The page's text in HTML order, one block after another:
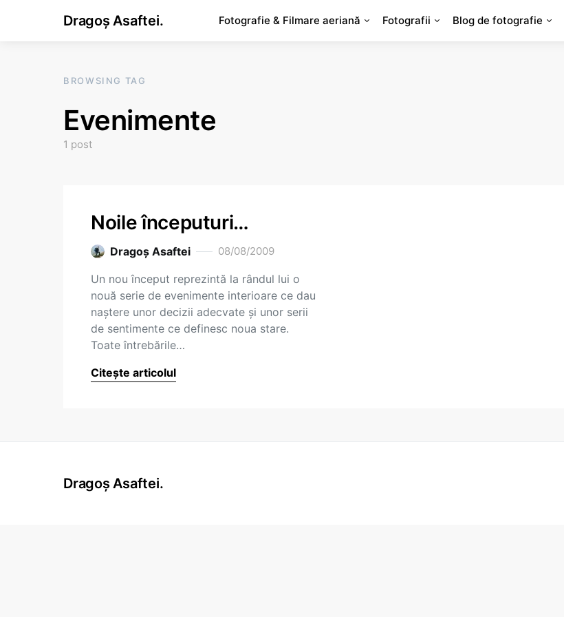
Dragoș Asaftei. Fotografie & Filmare aeriană Fotografii Blog de fotografie
BROWSING TAG
Evenimente
1 post
Noile începuturi…
Dragoş Asaftei 08/08/2009
Un nou început reprezintă la rândul lui o
nouă serie de evenimente interioare ce dau
naştere unor decizii adecvate şi unor serii
de sentimente ce definesc noua stare.
Toate întrebările…
Citește articolul
Dragoș Asaftei.